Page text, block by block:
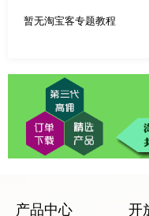
暂无淘宝客专题教程
产品中心 开